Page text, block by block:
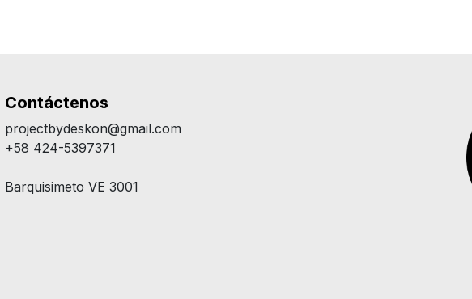
Contáctenos
projectbydeskon@gmail.com
+58 424-5397371
Barquisimeto VE 3001